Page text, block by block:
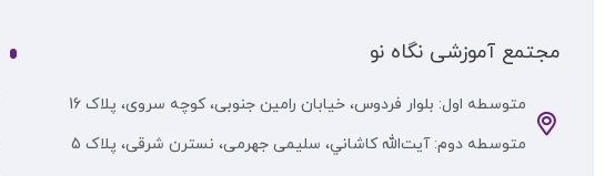
مجتمع آموزشی نگاه نو
متوسطه اول: بلوار فردوس، خیابان رامین جنوبی، کوچه سروی، پلاک 16
متوسطه دوم: آيت‌الله كاشاني، سلیمی جهرمی، نسترن شرقی، پلاک 5